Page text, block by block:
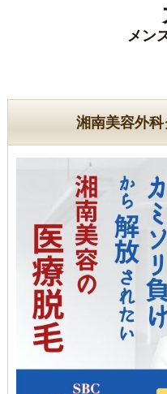
メン
湘南美容外